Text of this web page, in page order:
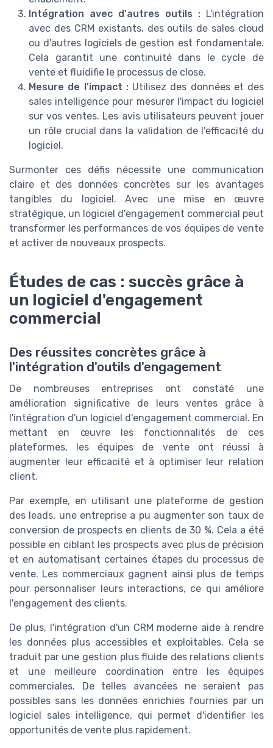
Intégration avec d'autres outils : L'intégration
avec des CRM existants, des outils de sales cloud
ou d'autres logiciels de gestion est fondamentale.
Cela garantit une continuité dans le cycle de
vente et fluidifie le processus de close.
Mesure de l'impact :Utilisez des données et des
sales intelligence pour mesurer l'impact du logiciel
sur vos ventes. Les avis utilisateurs peuvent jouer
un rôle crucial dans la validation de l'efficacité du
logiciel.
Surmonter ces défis nécessite une communication
claire et des données concrètes sur les avantages
tangibles du logiciel. Avec une mise en œuvre
stratégique, un logiciel d'engagement commercial peut
transformer les performances de vos équipes de vente
et activer de nouveaux prospects.
Études de cas : succès grâce à
un logiciel d'engagement
commercial
Des réussites concrètes grâce à
l'intégration d'outils d'engagement
De nombreuses entreprises ont constaté une
amélioration significative de leurs ventes grâce à
l'intégration d'un logiciel d'engagement commercial. En
mettant en œuvre les fonctionnalités de ces
plateformes, les équipes de vente ont réussi à
augmenter leur efficacité et à optimiser leur relation
client.
Par exemple, en utilisant une plateforme de gestion
des leads, une entreprise a pu augmenter son taux de
conversion de prospects en clients de 30 %. Cela a été
possible en ciblant les prospects avec plus de précision
et en automatisant certaines étapes du processus de
vente. Les commerciaux gagnent ainsi plus de temps
pour personnaliser leurs interactions, ce qui améliore
l'engagement des clients.
De plus, l'intégration d'un CRM moderne aide à rendre
les données plus accessibles et exploitables. Cela se
traduit par une gestion plus fluide des relations clients
et une meilleure coordination entre les équipes
commerciales. De telles avancées ne seraient pas
possibles sans les données enrichies fournies par un
logiciel sales intelligence, qui permet d'identifier les
opportunités de vente plus rapidement.